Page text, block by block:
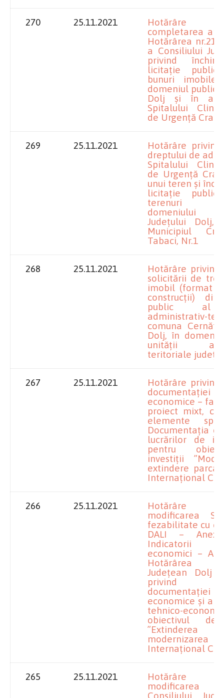
270 25.11.2021
Hotărâre
completarea
Hotărârea
a Consiliului
privind
licitație
bunuri
domeniul public
Dolj și în
Spitalului
de Urgență
269 25.11.2021
Hotărâre privind
dreptului de
Spitalului
de Urgență
unui teren și
licitație
terenuri
domeniului
Județului Dolj,
Municipiul
Tabaci, Nr.1
268 25.11.2021
Hotărâre privind
solicitării de
imobil (format
construcții) din
public al
administrativ-
comuna
Dolj, în
unității
teritoriale
267 25.11.2021
Hotărâre privind
economice –
proiect mixt,
elemente
Documentația
lucrărilor de
pentru
investiții
extindere
Internațional
266 25.11.2021
Hotărâre
modificarea
fezabilitate cu
DALI –
Indicatorii
economici –
Hotărârea
Județean Dolj
privind
economice și a
tehnico-
obiectivul de
modernizarea
Internațional
265 25.11.2021
Hotărâre
modificarea
Consiliului